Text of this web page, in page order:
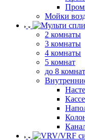
Мойки
2 комнаты
3 комнаты
4 комнаты
5 комнат
до 8 комнат